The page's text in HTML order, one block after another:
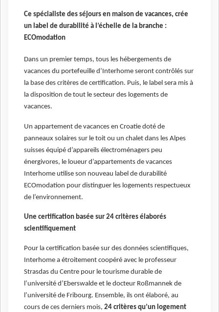
Ce spécialiste des séjours en maison de vacances, crée
un label de durabilité à l’échelle de la branche :
ECOmodation
Dans un premier temps, tous les hébergements de
vacances du portefeuille d’Interhome seront contrôlés sur
la base des critères de certification. Puis, le label sera mis à
la disposition de tout le secteur des logements de
vacances.
Un appartement de vacances en Croatie doté de
panneaux solaires sur le toit ou un chalet dans les Alpes
suisses équipé d’appareils électroménagers peu
énergivores, le loueur d’appartements de vacances
Interhome utilise son nouveau label de durabilité
ECOmodation pour distinguer les logements respectueux
de l’environnement.
Une certification basée sur 24 critères élaborés
scientifiquement
Pour la certification basée sur des données scientifiques,
Interhome a étroitement coopéré avec le professeur
Strasdas du Centre pour le tourisme durable de
l’université d’Eberswalde et le docteur Roßmannek de
l’université de Fribourg. Ensemble, ils ont élaboré, au
cours de ces derniers mois, 24 critères qu’un logement